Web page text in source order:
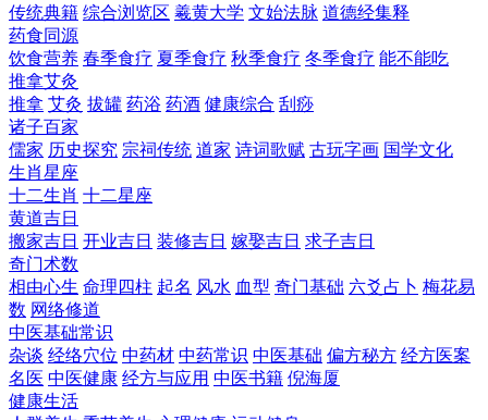
传统典籍 综合浏览区 羲黄大学 文始法脉 道德经集释
药食同源
饮食营养 春季食疗 夏季食疗 秋季食疗 冬季食疗 能不能吃
推拿艾灸
推拿 艾灸 拔罐 药浴 药酒 健康综合 刮痧
诸子百家
儒家 历史探究 宗祠传统 道家 诗词歌赋 古玩字画 国学文化
生肖星座
十二生肖 十二星座
黄道吉日
搬家吉日 开业吉日 装修吉日 嫁娶吉日 求子吉日
奇门术数
相由心生 命理四柱 起名 风水 血型 奇门基础 六爻占卜 梅花易
数 网络修道
中医基础常识
杂谈 经络穴位 中药材 中药常识 中医基础 偏方秘方 经方医案
名医 中医健康 经方与应用 中医书籍 倪海厦
健康生活